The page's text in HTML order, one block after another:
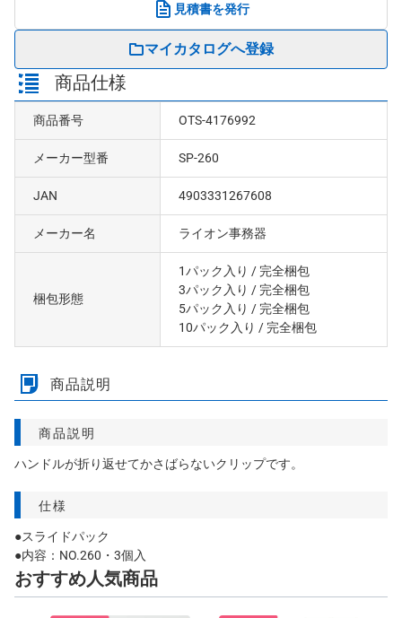
見積書を発行
マイカタログへ登録
商品仕様
商品番号 OTS-4176992
メーカー型番 SP-260
JAN 4903331267608
メーカー名 ライオン事務器
梱包形態
1パック入り / 完全梱包
3パック入り / 完全梱包
5パック入り / 完全梱包
10パック入り / 完全梱包
商品説明
商品説明
ハンドルが折り返せてかさばらないクリップです。
仕様
●スライドパック
●内容：NO.260・3個入
おすすめ人気商品